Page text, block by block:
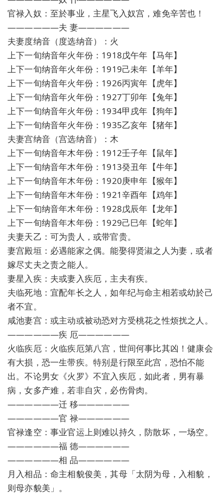
官禄入奴：至於事业，主星飞入奴宫，难免辛苦也！
——————夫 妻——————
夫妻度纳音（度选纳音）：火
上下一旬纳音年火年份：1918戊午年【马年】
上下一旬纳音年火年份：1919己未年【羊年】
上下一旬纳音年火年份：1926丙寅年【虎年】
上下一旬纳音年火年份：1927丁卯年【兔年】
上下一旬纳音年火年份：1934甲戌年【狗年】
上下一旬纳音年火年份：1935乙亥年【猪年】
夫妻宫纳音（宫选纳音）：木
上下一旬纳音年木年份：1912壬子年【鼠年】
上下一旬纳音年木年份：1913癸丑年【牛年】
上下一旬纳音年木年份：1920庚申年【猴年】
上下一旬纳音年木年份：1921辛酉年【鸡年】
上下一旬纳音年木年份：1928戊辰年【龙年】
上下一旬纳音年木年份：1929己巳年【蛇年】
夫妻天乙：可为贵人，或带官贵。
妻宫殿垣：必遇能家之偶。能娶得贤淑之人为妻，或者
嫁尽丈夫之责之能人。
妻星入疾：夫或妻入疾厄，主夫有疾。
夫临死地：宜配年长之人，如年纪与命主相若或幼於己
者不宜。
咸池妻宫：或主动或被动恐对方受桃花之性烦扰之人。
——————疾 厄——————
火临疾厄：火临疾厄第八宫，世间何事比其凶！健康会
有大损，恐一生带疾。特别是行限至此宫，恐怕不能
出。不论男女《火罗》不宜入疾厄，如此者，男有暴
病，女多产难，若非自灾，必伤骨肉。
——————迁 移——————
——————官 禄——————
官禄逢空：事业官运上则难以持久，防散坏，一场空。
——————福 德——————
——————相 品——————
月入相品：命主相貌俊美，其母「太阴为母，入相貌，
则母亦貌美」。